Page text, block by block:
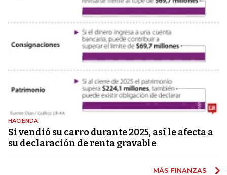
HACIENDA
Si vendió su carro durante 2025, así le afecta a
su declaración de renta gravable
MÁS FINANZAS